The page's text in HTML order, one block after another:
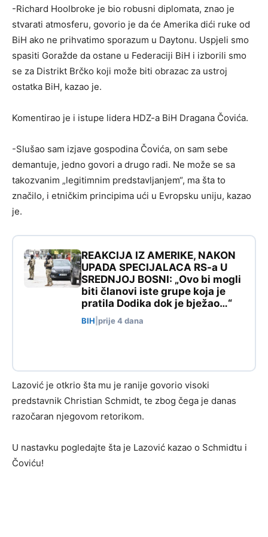
-Richard Hoolbroke je bio robusni diplomata, znao je
stvarati atmosferu, govorio je da će Amerika dići ruke od
BiH ako ne prihvatimo sporazum u Daytonu. Uspjeli smo
spasiti Goražde da ostane u Federaciji BiH i izborili smo
se za Distrikt Brčko koji može biti obrazac za ustroj
ostatka BiH, kazao je.
Komentirao je i istupe lidera HDZ-a BiH Dragana Čovića.
-Slušao sam izjave gospodina Čovića, on sam sebe
demantuje, jedno govori a drugo radi. Ne može se sa
takozvanim „legitimnim predstavljanjem“, ma šta to
značilo, i etničkim principima ući u Evropsku uniju, kazao
je.
REAKCIJA IZ AMERIKE, NAKON
UPADA SPECIJALACA RS-a U
SREDNJOJ BOSNI: „Ovo bi mogli
biti članovi iste grupe koja je
pratila Dodika dok je bježao…“
BIH prije 4 dana
Lazović je otkrio šta mu je ranije govorio visoki
predstavnik Christian Schmidt, te zbog čega je danas
razočaran njegovom retorikom.
U nastavku pogledajte šta je Lazović kazao o Schmidtu i
Čoviću!